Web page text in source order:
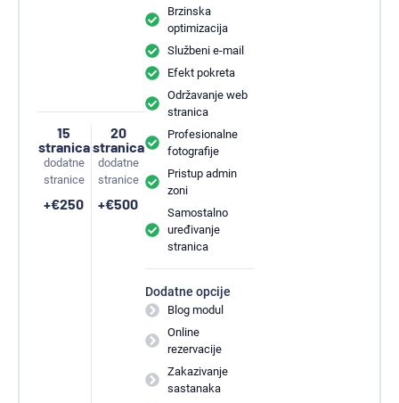
15
stranica
dodatne
stranice
+€250
20
stranica
dodatne
stranice
+€500
Brzinska
optimizacija
Službeni e-mail
Efekt pokreta
Održavanje web
stranica
Profesionalne
fotografije
Pristup admin
zoni
Samostalno
uređivanje
stranica
Dodatne opcije
Blog modul
Online
rezervacije
Zakazivanje
sastanaka